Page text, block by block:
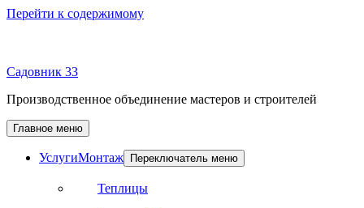
Перейти к содержимому
Садовник 33
Производственное объединение мастеров и строителей
Главное меню
УслугиМонтаж Переключатель меню
Теплицы